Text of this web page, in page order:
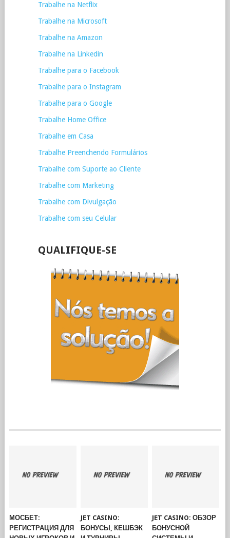
Trabalhe na Netflix
Trabalhe na Microsoft
Trabalhe na Amazon
Trabalhe na Linkedin
Trabalhe para o Facebook
Trabalhe para o Instagram
Trabalhe para o Google
Trabalhe Home Office
Trabalhe em Casa
Trabalhe Preenchendo Formulários
Trabalhe com Suporte ao Cliente
Trabalhe com Marketing
Trabalhe com Divulgação
Trabalhe com seu Celular
QUALIFIQUE-SE
МОСБЕТ:
РЕГИСТРАЦИЯ ДЛЯ
JET CASINO:
БОНУСЫ, КЕШБЭК
JET CASINO: ОБЗОР
БОНУСНОЙ